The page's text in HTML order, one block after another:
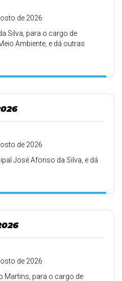
de 2026
Silva, para o cargo de
Ambiente, e dá outras
de 2026
José Afonso da Silva, e dá
de 2026
Martins, para o cargo de